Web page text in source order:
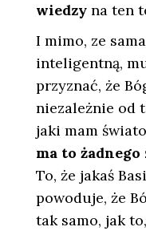
wiedzy na ten
I mimo, ze
inteligentną,
przyznać, że
niezależnie od
jaki mam
ma to żadnego
To, że jakaś
powoduje, że
tak samo, jak